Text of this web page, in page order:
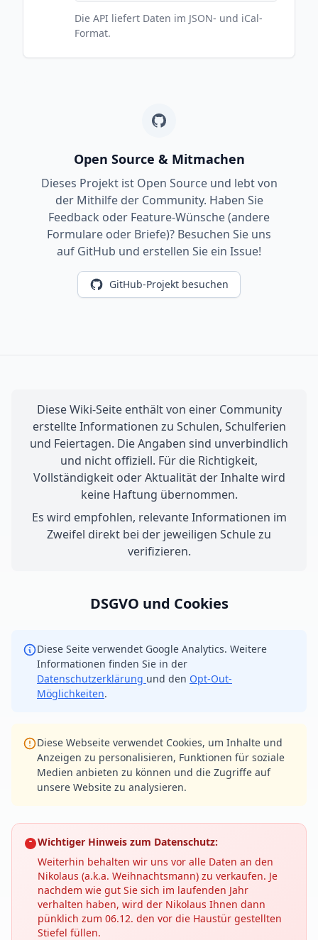
Die API liefert Daten im JSON- und iCal-
Format.
Open Source & Mitmachen
Dieses Projekt ist Open Source und lebt von
der Mithilfe der Community. Haben Sie
Feedback oder Feature-Wünsche (andere
Formulare oder Briefe)? Besuchen Sie uns
auf GitHub und erstellen Sie ein Issue!
GitHub-Projekt besuchen
Diese Wiki-Seite enthält von einer Community
erstellte Informationen zu Schulen, Schulferien
und Feiertagen. Die Angaben sind unverbindlich
und nicht offiziell. Für die Richtigkeit,
Vollständigkeit oder Aktualität der Inhalte wird
keine Haftung übernommen.
Es wird empfohlen, relevante Informationen im
Zweifel direkt bei der jeweiligen Schule zu
verifizieren.
DSGVO und Cookies
Diese Seite verwendet Google Analytics. Weitere
Informationen finden Sie in der
Datenschutzerklärung und den Opt-Out-
Möglichkeiten.
Diese Webseite verwendet Cookies, um Inhalte und
Anzeigen zu personalisieren, Funktionen für soziale
Medien anbieten zu können und die Zugriffe auf
unsere Website zu analysieren.
Wichtiger Hinweis zum Datenschutz:
Weiterhin behalten wir uns vor alle Daten an den
Nikolaus (a.k.a. Weihnachtsmann) zu verkaufen. Je
nachdem wie gut Sie sich im laufenden Jahr
verhalten haben, wird der Nikolaus Ihnen dann
pünklich zum 06.12. den vor die Haustür gestellten
Stiefel füllen.